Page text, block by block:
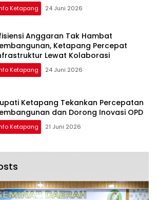
Ketapang 24 Juni 2026
Anggaran Tak Hambat
Ketapang Percepat
Lewat Kolaborasi
Ketapang 24 Juni 2026
Ketapang Tekankan Percepatan
dan Dorong Inovasi OPD
Ketapang 21 Juni 2026